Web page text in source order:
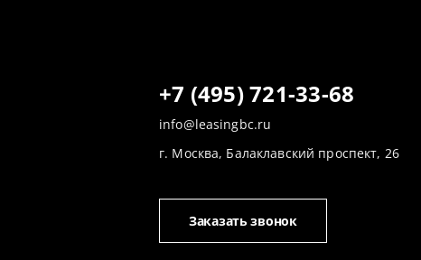
+7 (495) 721-33-68
info@leasingbc.ru
г. Москва, Балаклавский проспект, 26
Заказать звонок